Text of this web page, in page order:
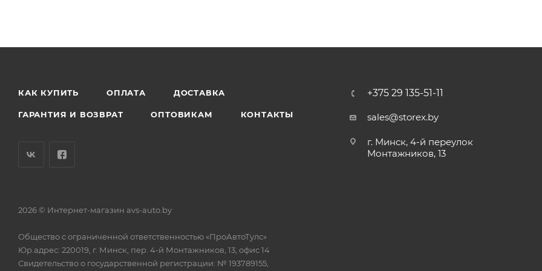
КАК КУПИТЬ ОПЛАТА ДОСТАВКА
ГАРАНТИЯ И ВОЗВРАТ ОПТОВИКАМ КОНТАКТЫ
+375 29 135-51-11
sales@storex.by
г. Минск, 4-й переулок
Монтажников, 13
2026 © Интернет-магазин avs-auto.by
Общество с ограниченной ответственностью «ПроАвтоТулс»
Юр.адрес: 220019, г. Минск, пер. 4-й Монтажников, 13, офис 14
Свидетельство о государственной регистрации: № 193789155,